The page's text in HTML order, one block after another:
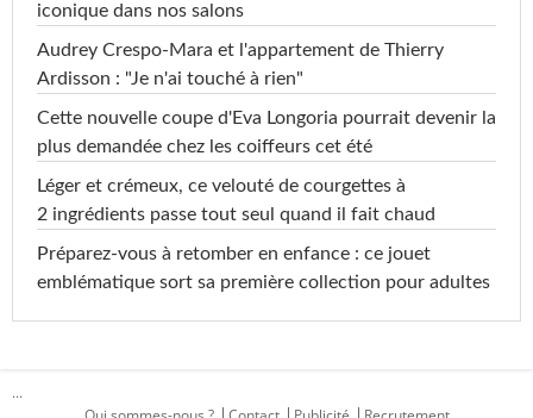
iconique dans nos salons
Audrey Crespo-Mara et l'appartement de Thierry
Ardisson : "Je n'ai touché à rien"
Cette nouvelle coupe d'Eva Longoria pourrait devenir la
plus demandée chez les coiffeurs cet été
Léger et crémeux, ce velouté de courgettes à
2 ingrédients passe tout seul quand il fait chaud
Préparez-vous à retomber en enfance : ce jouet
emblématique sort sa première collection pour adultes
...